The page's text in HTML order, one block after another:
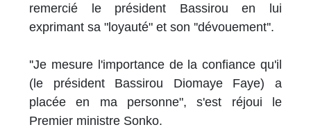
remercié le président Bassirou en lui
exprimant sa "loyauté" et son ''dévouement''.
''Je mesure l'importance de la confiance qu'il
(le président Bassirou Diomaye Faye) a
placée en ma personne", s'est réjoui le
Premier ministre Sonko.